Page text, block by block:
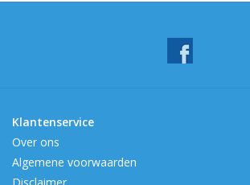
Klantenservice
Over ons
Algemene voorwaarden